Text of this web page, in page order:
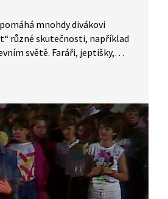
mnohdy divákovi
různé skutečnosti, například
světě. Faráři, jeptišky,
hřeší? I o tom je
TeleRevize 2.0.